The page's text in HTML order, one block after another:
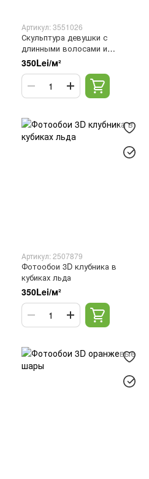
Артикул: 3551026
Скульптура девушки с
длинными волосами и
золотыми украшениями
350Lei/м²
Артикул: 2507879
Фотообои 3D клубника в
кубиках льда
350Lei/м²